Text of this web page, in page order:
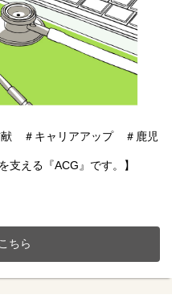
＃キャリアアップ ＃鹿児
支える『ACG』です。】
開発などIT事業を展開。
して頂ける方を募集してい
う、入国前から在籍中、退
ちら